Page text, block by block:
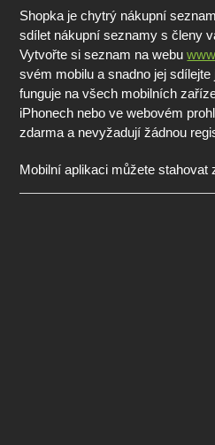
Shopka je chytrý nákupní
sdílet nákupní seznamy s členy
Vytvořte si seznam na webu
svém mobilu a snadno jej
funguje na všech mobilních
iPhonech nebo ve webovém
zdarma a nevyžadují žádnou
Mobilní aplikaci můžete stahovat